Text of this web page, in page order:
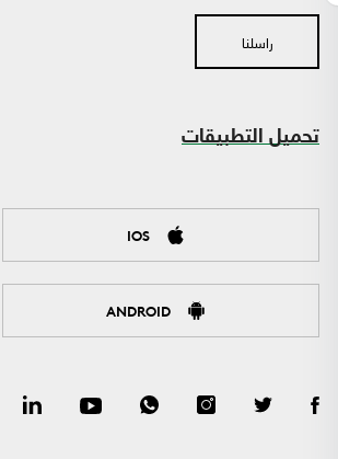
راسلنا
تحميل التطبيقات
IOS
ANDROID